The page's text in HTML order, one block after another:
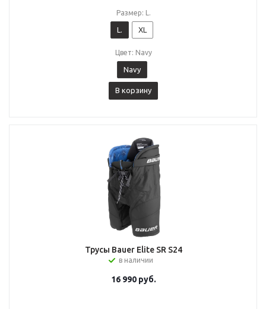
Размер: L.
L. XL
Цвет: Navy
Navy
В корзину
Трусы Bauer Elite SR S24
в наличии
16 990руб.